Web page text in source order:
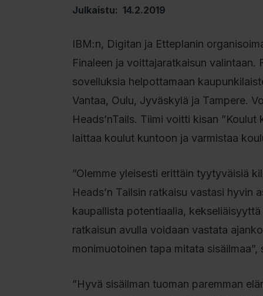
Julkaistu: 14.2.2019
IBM:n, Digitan ja Etteplanin
Finaleen ja voittajaratkaisun
sovelluksia helpottamaan
Vantaa, Oulu, Jyväskylä ja Tampere.
Heads’nTails. Tiimi voitti kisan
laittaa koulut kuntoon ja varmistaa
”Olemme yleisesti erittäin tyytyväisiä
Heads’n Tailsin ratkaisu vastasi hyvin
kaupallista potentiaalia,
ratkaisun avulla voidaan vastata
monimuotoinen tapa mitata
”Hyvä sisäilman tuoman paremman